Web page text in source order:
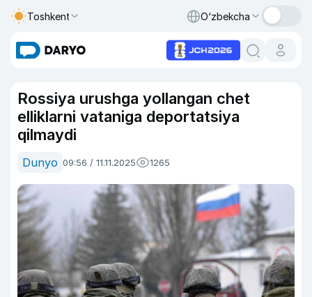
Toshkent O‘zbekcha
Rossiya urushga yollangan chet
elliklarni vataniga deportatsiya
qilmaydi
Dunyo 09:56 / 11.11.2025 1265